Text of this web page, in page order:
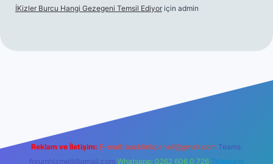
İKizler Burcu Hangi Gezegeni Temsil Ediyor için admin
Reklam ve İletişim: E-mail: backlinkpaneli@gmail.com Teams:
forumhizmeti@gmail.com Whatsapp: 0262 606 0 726 Telegram: